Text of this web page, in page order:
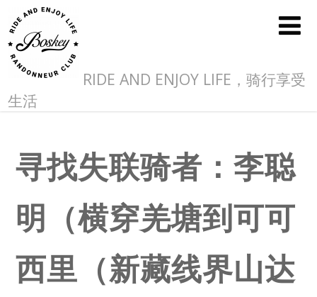
RIDE AND ENJOY LIFE，骑行享受
生活
寻找失联骑者：李聪
明（横穿羌塘到可可
西里（新藏线界山达